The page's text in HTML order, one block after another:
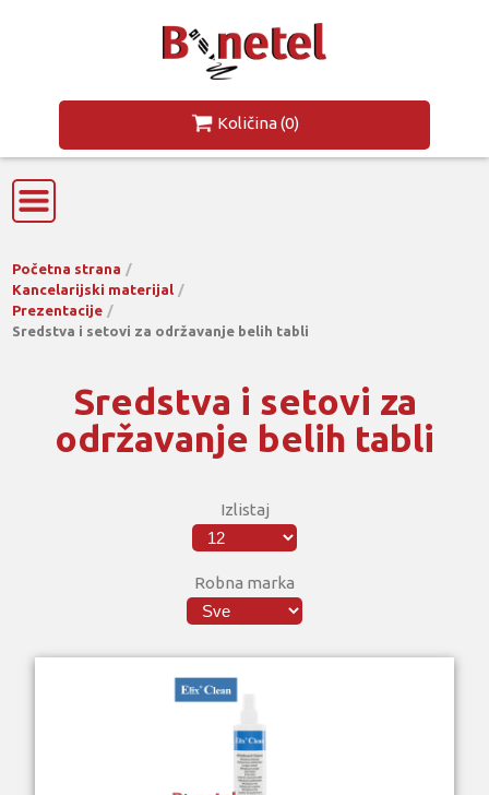
Količina(0)
Početna strana
Kancelarijski materijal
Prezentacije
Sredstva i setovi za održavanje belih tabli
Sredstva i setovi za
održavanje belih tabli
Izlistaj
Robna marka